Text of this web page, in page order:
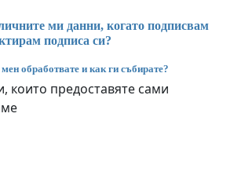
ми данни, когато подписвам
подписа си?
обработвате и как ги събирате?
които предоставяте сами